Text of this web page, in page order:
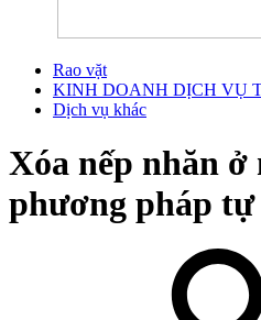
Rao vặt
KINH DOANH DỊCH VỤ
Dịch vụ khác
Xóa nếp nhăn ở
phương pháp tự